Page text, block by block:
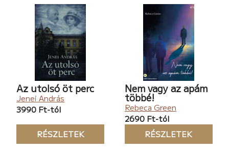
Az utolsó öt perc
Jenei András
3990 Ft-tól
RÉSZLETEK
Nem vagy az apám
többé!
Rebeca Green
2690 Ft-tól
RÉSZLETEK